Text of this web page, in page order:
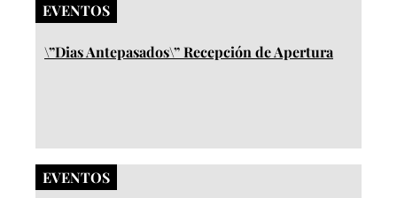
EVENTOS
\”Dias Antepasados\” Recepción de Apertura​
EVENTOS